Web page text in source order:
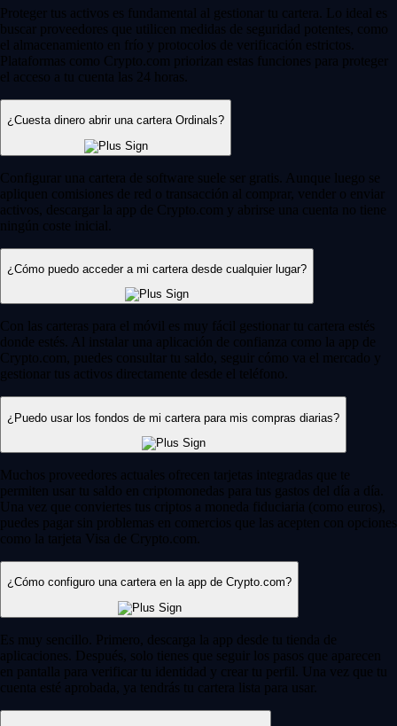
Proteger tus activos es fundamental al gestionar tu cartera. Lo ideal es
buscar proveedores que utilicen medidas de seguridad potentes, como
el almacenamiento en frío y protocolos de verificación estrictos.
Plataformas como Crypto.com priorizan estas funciones para proteger
el acceso a tu cuenta las 24 horas.
¿Cuesta dinero abrir una cartera Ordinals?
Configurar una cartera de software suele ser gratis. Aunque luego se
apliquen comisiones de red o transacción al comprar, vender o enviar
activos, descargar la app de Crypto.com y abrirse una cuenta no tiene
ningún coste inicial.
¿Cómo puedo acceder a mi cartera desde cualquier lugar?
Con las carteras para el móvil es muy fácil gestionar tu cartera estés
donde estés. Al instalar una aplicación de confianza como la app de
Crypto.com, puedes consultar tu saldo, seguir cómo va el mercado y
gestionar tus activos directamente desde el teléfono.
¿Puedo usar los fondos de mi cartera para mis compras diarias?
Muchos proveedores actuales ofrecen tarjetas integradas que te
permiten usar tu saldo en criptomonedas para tus gastos del día a día.
Una vez que conviertes tus criptos a moneda fiduciaria (como euros),
puedes pagar sin problemas en comercios que las acepten con opciones
como la tarjeta Visa de Crypto.com.
¿Cómo configuro una cartera en la app de Crypto.com?
Es muy sencillo. Primero, descarga la app desde tu tienda de
aplicaciones. Después, solo tienes que seguir los pasos que aparecen
en pantalla para verificar tu identidad y crear tu perfil. Una vez que tu
cuenta esté aprobada, ya tendrás tu cartera lista para usar.